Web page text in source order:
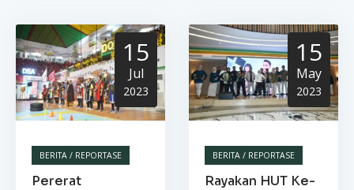
15
Jul
2023
BERITA / REPORTASE
Pererat
15
May
2023
BERITA / REPORTASE
Rayakan HUT Ke-